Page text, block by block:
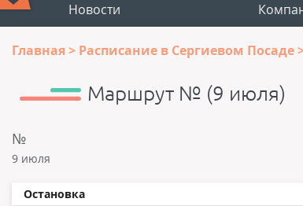
Новости
Главная Расписание в Сергиевом Посаде
Маршрут № (9 июля)
№
9 июля
Остановка